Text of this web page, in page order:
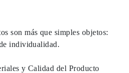
costos y tiempos de entrega se
frecuentes sobre la entrega
son más que simples objetos:
individualidad.
y Calidad del Producto